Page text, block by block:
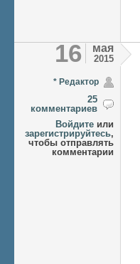
16 мая
2015
* Редактор
25
комментариев
Войдите или
зарегистрируйтесь,
чтобы отправлять
комментарии